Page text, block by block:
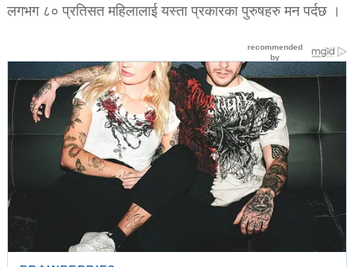
लगभग ८० प्रतिसत महिलालाई यस्ता प्रकारका पुरुषहरु मन पर्दछ ।